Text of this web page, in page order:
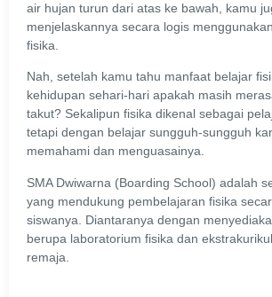
air hujan turun dari atas ke bawah, kamu
menjelaskannya secara logis
fisika.
Nah, setelah kamu tahu manfaat belajar
kehidupan sehari-hari apakah masih
takut? Sekalipun fisika dikenal sebagai
tetapi dengan belajar sungguh-sungguh
memahami dan menguasainya.
SMA Dwiwarna (Boarding School) adalah
yang mendukung pembelajaran fisika
siswanya. Diantaranya dengan
berupa laboratorium fisika dan
remaja.